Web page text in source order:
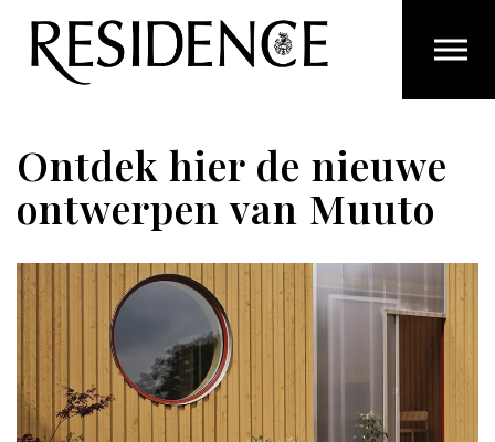
Overslaan en ga direct naar de inhoud
Ontdek hier de nieuwe
ontwerpen van Muuto